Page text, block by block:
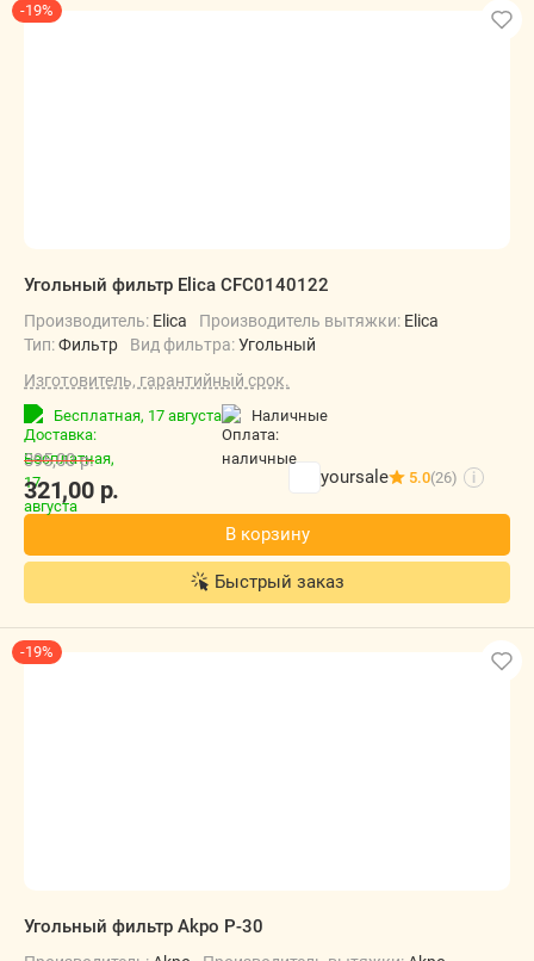
-19%
Угольный фильтр Elica CFC0140122
Производитель: Elica Производитель вытяжки: Elica
Тип:Фильтр Вид фильтра:Угольный
Изготовитель, гарантийный срок.
Бесплатная, 17 августа наличные
321,00р.
395,00р.
yoursale 5.0(26) i
В корзину
Быстрый заказ
-19%
Угольный фильтр Akpo P-30